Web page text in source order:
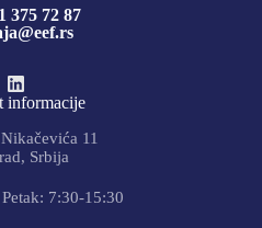
375 72 87
informacije
11
Srbija
7:30-15:30